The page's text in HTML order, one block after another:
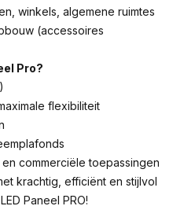
winkels, algemene ruimtes
(accessoires
Pro?
flexibiliteit
commerciële toepassingen
krachtig, efficiënt en stijlvol
Paneel PRO!